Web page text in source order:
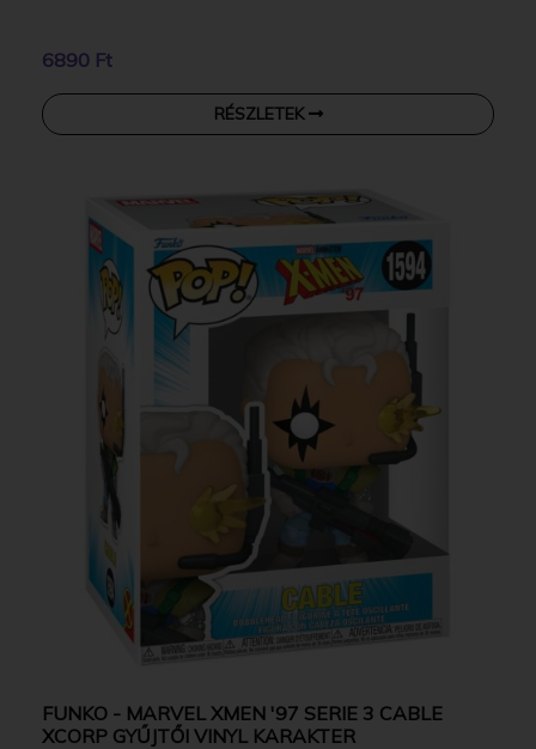
6890 Ft
RÉSZLETEK
FUNKO - MARVEL XMEN '97 SERIE 3 CABLE
XCORP GYŰJTŐI VINYL KARAKTER